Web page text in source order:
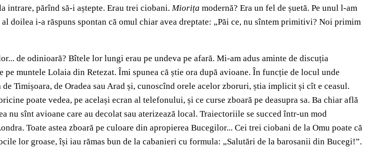
intrare, părînd să-i aștepte. Erau trei ciobani. Miorița modernă? Era un fel de șuetă. Pe unul l-am
i-a răspuns spontan că omul chiar avea dreptate: „Păi ce, nu sîntem primitivi? Noi primim
de odinioară? Bîtele lor lungi erau pe undeva pe afară. Mi-am adus aminte de discuția
muntele Lolaia din Retezat. Îmi spunea că știe ora după avioane. În funcție de locul unde
Timișoara, de Oradea sau Arad și, cunoscînd orele acelor zboruri, știa implicit și cît e ceasul.
poate vedea, pe același ecran al telefonului, și ce curse zboară pe deasupra sa. Ba chiar află
sînt avioane care au decolat sau aterizează local. Traiectoriile se succed într-un mod
Toate astea zboară pe culoare din apropierea Bucegilor... Cei trei ciobani de la Omu poate că
lor groase, își iau rămas bun de la cabanieri cu formula: „Salutări de la barosanii din Bucegi!”.